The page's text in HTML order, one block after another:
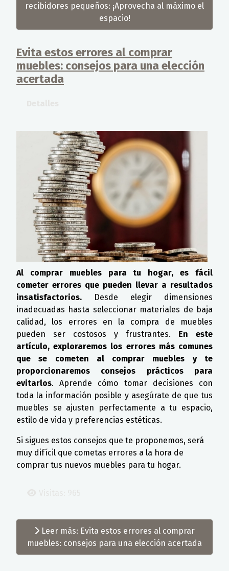
recibidores pequeños: ¡Aprovecha al máximo el
espacio!
Evita estos errores al comprar
muebles: consejos para una elección
acertada
Al comprar muebles para tu hogar, es fácil
cometer errores que pueden llevar a resultados
insatisfactorios. Desde elegir dimensiones
inadecuadas hasta seleccionar materiales de baja
calidad, los errores en la compra de muebles
pueden ser costosos y frustrantes. En este
artículo, exploraremos los errores más comunes
que se cometen al comprar muebles y te
proporcionaremos consejos prácticos para
evitarlos. Aprende cómo tomar decisiones con
toda la información posible y asegúrate de que tus
muebles se ajusten perfectamente a tu espacio,
estilo de vida y preferencias estéticas.
Si sigues estos consejos que te proponemos, será
muy difícil que cometas errores a la hora de
comprar tus nuevos muebles para tu hogar.
Leer más: Evita estos errores al comprar
muebles: consejos para una elección acertada